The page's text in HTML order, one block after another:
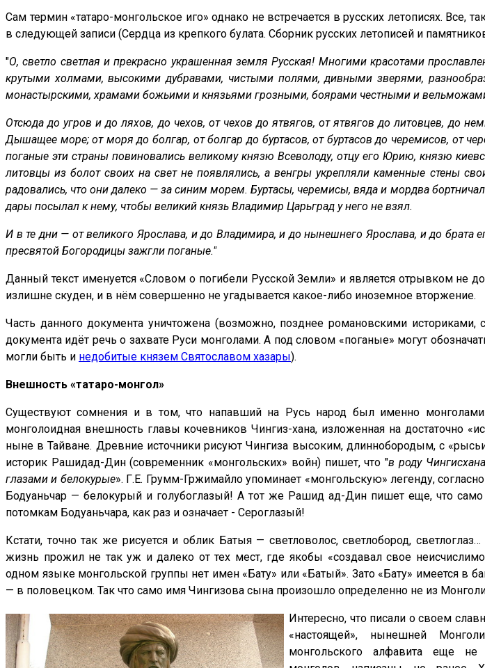
Сам термин «татаро-монгольское иго» однако не встречается в русских летописях.
в следующей записи (Сердца из крепкого булата. Сборник русских летописей и
"О, светло светлая и прекрасно украшенная земля Русская! Многими красотами
крутыми холмами, высокими дубравами, чистыми полями, дивными зверями,
монастырскими, храмами божьими и князьями грозными, боярами честными и
Отсюда до угров и до ляхов, до чехов, от чехов до ятвягов, от ятвягов до литовцев, до
Дышащее море; от моря до болгар, от болгар до буртасов, от буртасов до черемисов,
поганые эти страны повиновались великому князю Всеволоду, отцу его Юрию, князю
литовцы из болот своих на свет не появлялись, а венгры укрепляли каменные стены
радовались, что они далеко — за синим морем. Буртасы, черемисы, вяда и мордва
дары посылал к нему, чтобы великий князь Владимир Царьград у него не взял.
И в те дни — от великого Ярослава, и до Владимира, и до нынешнего Ярослава, и до
пресвятой Богородицы зажгли поганые."
Данный текст именуется «Словом о погибели Русской Земли» и является отрывком не
излишне скуден, и в нём совершенно не угадывается какое-либо иноземное вторжение.
Часть данного документа уничтожена (возможно, позднее романовскими
документа идёт речь о захвате Руси монголами. А под словом «поганые» могут
могли быть и недобитые князем Святославом хазары).
Внешность «татаро-монгол»
Существуют сомнения и в том, что напавший на Русь народ был именно
монголоидная внешность главы кочевников Чингиз-хана, изложенная на достаточно
ныне в Тайване. Древние источники рисуют Чингиза высоким, длиннобородым, с
историк Рашидад-Дин (современник «монгольских» войн) пишет, что "в роду
глазами и белокурые». Г.Е. Грумм-Гржимайло упоминает «монгольскую» легенду,
Бодуаньчар — белокурый и голубоглазый! А тот же Рашид ад-Дин пишет еще, что
потомкам Бодуаньчара, как раз и означает - Сероглазый!
Кстати, точно так же рисуется и облик Батыя — светловолос, светлобород,
жизнь прожил не так уж и далеко от тех мест, где якобы «создавал свое
одном языке монгольской группы нет имен «Бату» или «Батый». Зато «Бату» имеется в
— в половецком. Так что само имя Чингизова сына произошло определенно не из
Интересно, что писали о своем
«настоящей», нынешней
монгольского алфавита еще не